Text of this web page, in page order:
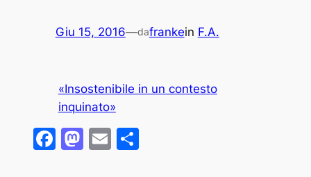
Giu 15, 2016—dafrankein F.A.
«Insostenibile in un contesto
inquinato»
Facebook
Mastodon
EmailCondividi